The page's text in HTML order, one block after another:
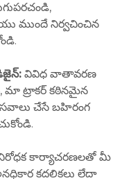
ముందే నిర్వచించిన
వివిధ వాతావరణ
మా ట్రాకర్ కఠినమైన
చేసే బహిరంగ
కార్యాచరణలతో మీ
అనధికార కదలికలు లేదా